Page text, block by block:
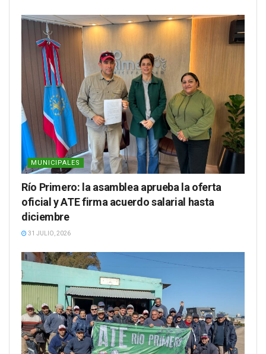
MUNICIPALES
Río Primero: la asamblea aprueba la oferta
oficial y ATE firma acuerdo salarial hasta
diciembre
31 JULIO, 2026